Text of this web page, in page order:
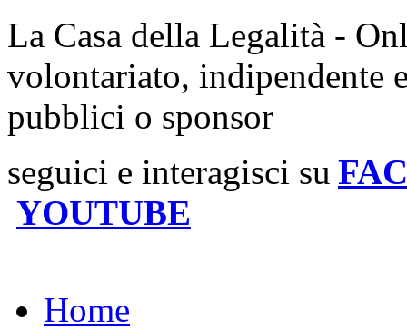
La Casa della Legalità -
volontariato, indipendente
pubblici o sponsor
seguici e interagisci su
YOUTUBE
Home